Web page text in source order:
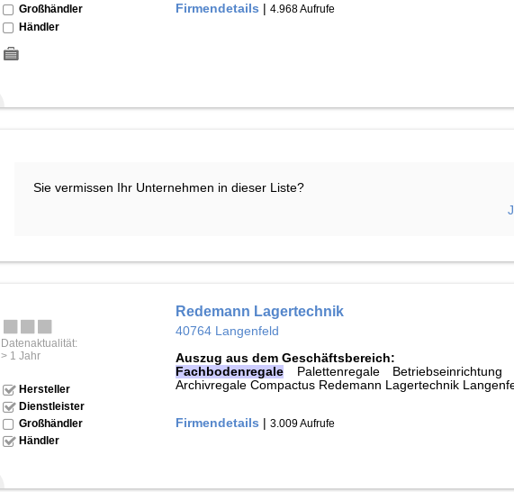
Großhändler
Händler
Firmendetails |4.968 Aufrufe
Sie vermissen Ihr Unternehmen in dieser Liste?
Datenaktualität:
> 1 Jahr
Hersteller
Dienstleister
Großhändler
Händler
Redemann Lagertechnik
40764 Langenfeld
Auszug aus dem Geschäftsbereich:
Fachbodenregale Palettenregale Betriebseinrichtung
Archivregale Compactus Redemann Lagertechnik
Firmendetails |3.009 Aufrufe